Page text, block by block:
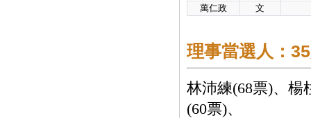
萬仁政
文
理事當選人：
林沛練(68票)、楊
(60票)、